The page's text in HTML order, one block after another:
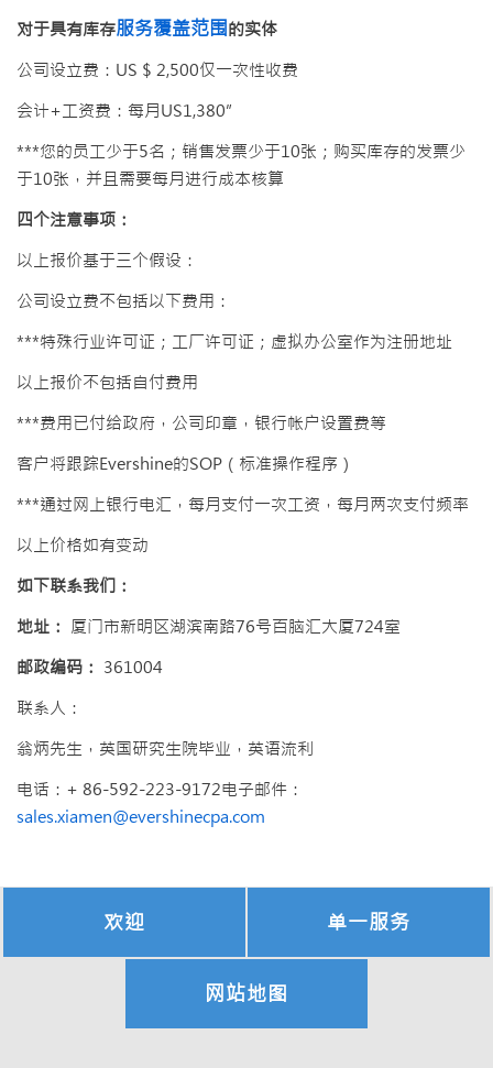
对于具有库存服务覆盖范围的实体
公司设立费：US $ 2,500仅一次性收费
会计+工资费：每月US1,380”
***您的员工少于5名；销售发票少于10张；购买库存的发票少
于10张，并且需要每月进行成本核算
四个注意事项：
以上报价基于三个假设：
公司设立费不包括以下费用：
***特殊行业许可证；工厂许可证；虚拟办公室作为注册地址
以上报价不包括自付费用
***费用已付给政府，公司印章，银行帐户设置费等
客户将跟踪Evershine的SOP（标准操作程序）
***通过网上银行电汇，每月支付一次工资，每月两次支付频率
以上价格如有变动
如下联系我们：
地址： 厦门市新明区湖滨南路76号百脑汇大厦724室
邮政编码： 361004
联系人：
翁炳先生，英国研究生院毕业，英语流利
电话：+ 86-592-223-9172电子邮件：
sales.xiamen@evershinecpa.com
欢迎 单一服务
网站地图